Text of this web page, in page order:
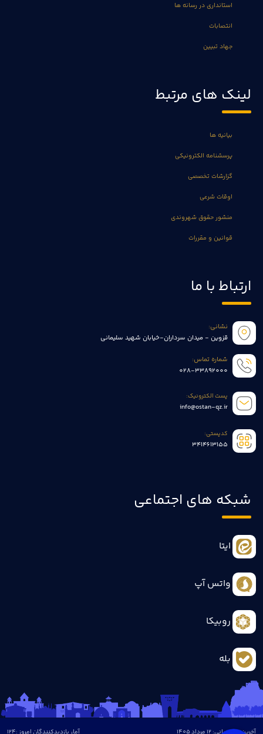
استانداری در رسانه ها
انتصابات
جهاد تبیین
لینک های مرتبط
بیانیه ها
پرسشنامه الکترونیکی
گزارشات تخصصی
اوقات شرعی
منشور حقوق شهروندی
قوانین و مقررات
ارتباط با ما
نشانی:
قزوین - میدان سرداران-خیابان شهید سلیمانی
شماره تماس:
028-33892000
پست الکترونیک:
info@ostan-qz.ir
کدپستی:
3414613155
شبکه های اجتماعی
ایتا
واتس آپ
روبیکا
بله